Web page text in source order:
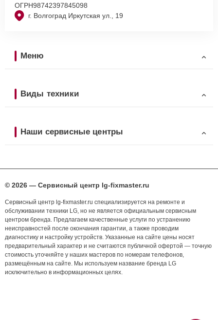
г. Волгоград Иркутская ул., 19
ОГРН98742397845098
Меню
Виды техники
Наши сервисные центры
© 2026 — Сервисный центр lg-fixmaster.ru
Сервисный центр lg-fixmaster.ru специализируется на ремонте и
обслуживании техники LG, но не является официальным сервисным
центром бренда. Предлагаем качественные услуги по устранению
неисправностей после окончания гарантии, а также проводим
диагностику и настройку устройств. Указанные на сайте цены носят
предварительный характер и не считаются публичной офертой — точную
стоимость уточняйте у наших мастеров по номерам телефонов,
размещённым на сайте. Мы используем название бренда LG
исключительно в информационных целях.